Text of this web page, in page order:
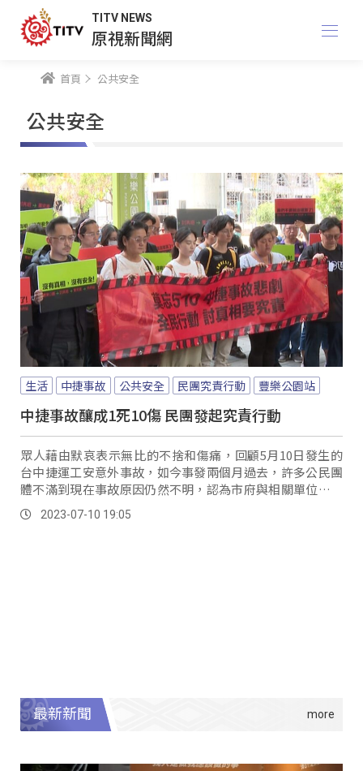
TITV NEWS
原視新聞網
首頁 公共安全
公共安全
生活 中捷事故 公共安全 民團究責行動 豐樂公園站
中捷事故釀成1死10傷 民團發起究責行動
眾人藉由默哀表示無比的不捨和傷痛，回顧5月10日發生的
台中捷運工安意外事故，如今事發兩個月過去，許多公民團
體不滿到現在事故原因仍然不明，認為市府與相關單位避重
就輕，甚至對於案件的調查，消極到令人髮指。
2023-07-10 19:05
最新新聞